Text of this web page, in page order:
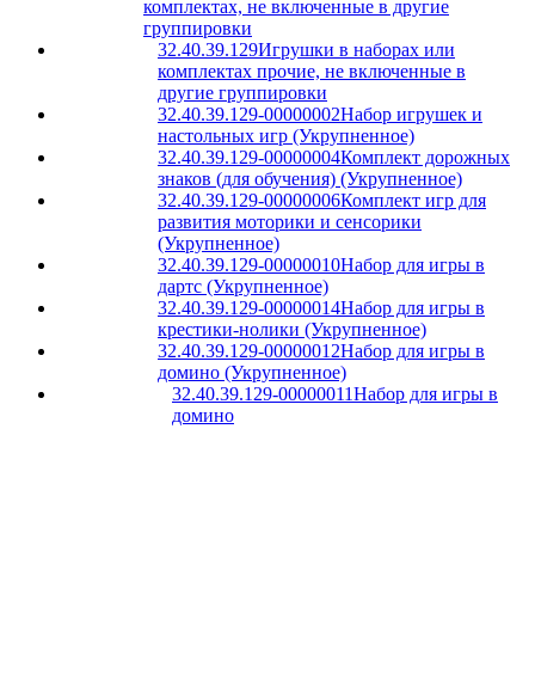
комплектах, не включенные в другие
группировки
32.40.39.129Игрушки в наборах или
комплектах прочие, не включенные в
другие группировки
32.40.39.129-00000002Набор игрушек и
настольных игр (Укрупненное)
32.40.39.129-00000004Комплект дорожных
знаков (для обучения) (Укрупненное)
32.40.39.129-00000006Комплект игр для
развития моторики и сенсорики
(Укрупненное)
32.40.39.129-00000010Набор для игры в
дартс (Укрупненное)
32.40.39.129-00000014Набор для игры в
крестики-нолики (Укрупненное)
32.40.39.129-00000012Набор для игры в
домино (Укрупненное)
32.40.39.129-00000011Набор для игры в
домино